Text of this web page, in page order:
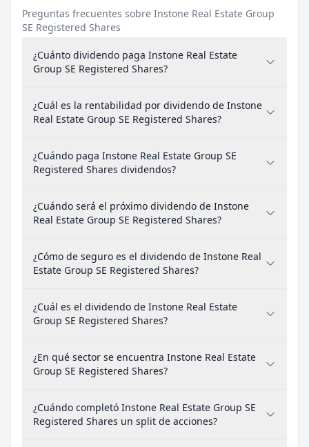
Preguntas frecuentes sobre Instone Real Estate Group
SE Registered Shares
¿Cuánto dividendo paga Instone Real Estate
Group SE Registered Shares?
¿Cuál es la rentabilidad por dividendo de Instone
Real Estate Group SE Registered Shares?
¿Cuándo paga Instone Real Estate Group SE
Registered Shares dividendos?
¿Cuándo será el próximo dividendo de Instone
Real Estate Group SE Registered Shares?
¿Cómo de seguro es el dividendo de Instone Real
Estate Group SE Registered Shares?
¿Cuál es el dividendo de Instone Real Estate
Group SE Registered Shares?
¿En qué sector se encuentra Instone Real Estate
Group SE Registered Shares?
¿Cuándo completó Instone Real Estate Group SE
Registered Shares un split de acciones?